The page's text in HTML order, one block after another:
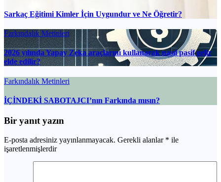
Sarkaç Eğitimi Kimler İçin Uygundur ve Ne Öğretir?
Farkındalık Metinleri
2026 yılında Yapay Zeka araçlarını kullanarak nasıl pasif gelir
elde edilir?
Farkındalık Metinleri
İÇİNDEKİ SABOTAJCI’nın Farkında mısın?
Bir yanıt yazın
E-posta adresiniz yayınlanmayacak. Gerekli alanlar * ile
işaretlenmişlerdir